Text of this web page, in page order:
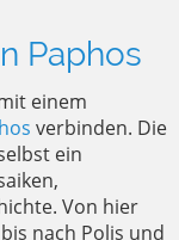
Paphos
einem
verbinden. Die
ein
Von hier
nach Polis und